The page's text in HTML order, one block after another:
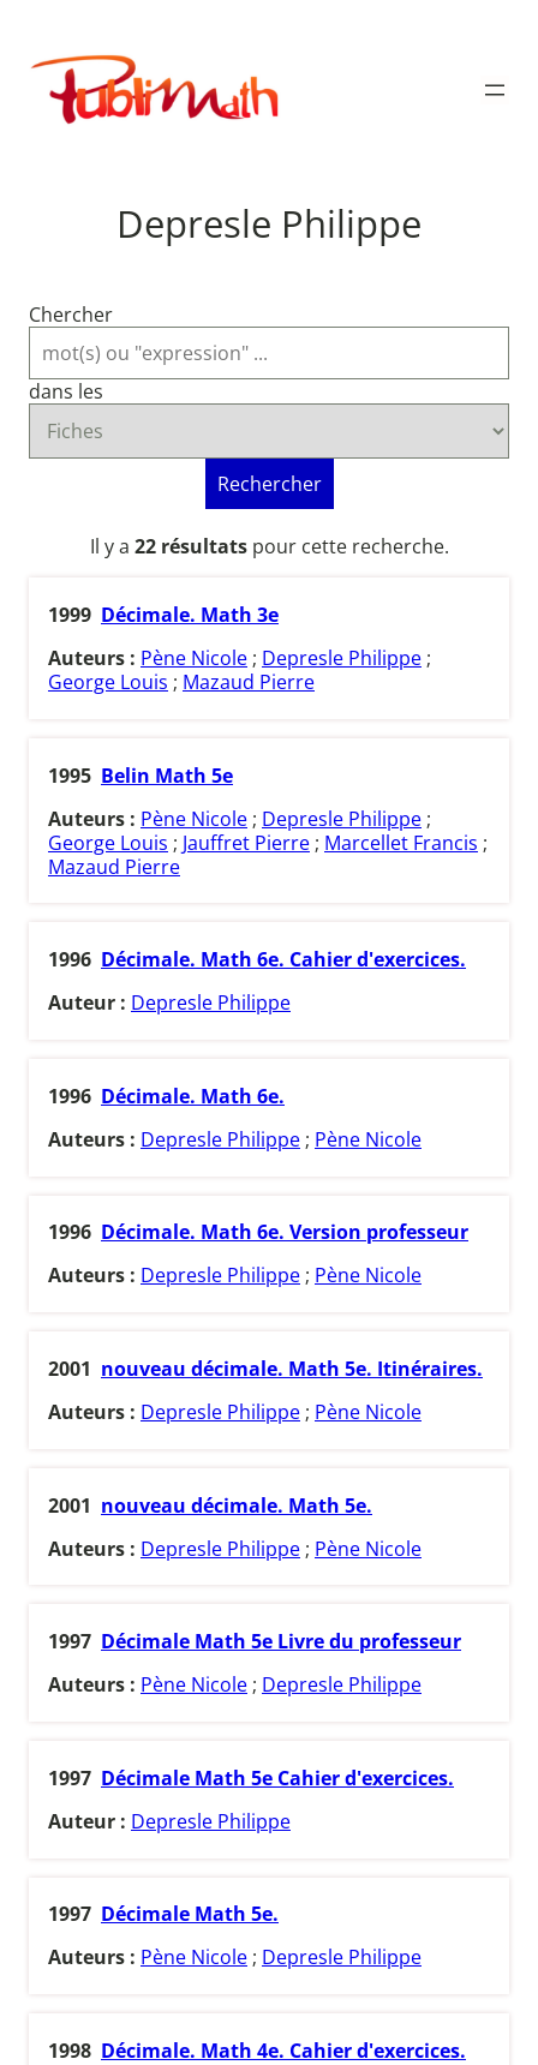
contenu
Publimath
Depresle Philippe
Chercher
dans les
Rechercher
Il y a 22 résultatspour cette recherche.
1999 Décimale. Math 3e
Auteurs : Pène Nicole ; Depresle Philippe ;
George Louis ; Mazaud Pierre
1995 Belin Math 5e
Auteurs : Pène Nicole ; Depresle Philippe ;
George Louis ; Jauffret Pierre ; Marcellet Francis ;
Mazaud Pierre
1996 Décimale. Math 6e. Cahier d'exercices.
Auteur : Depresle Philippe
1996 Décimale. Math 6e.
Auteurs : Depresle Philippe ; Pène Nicole
1996 Décimale. Math 6e. Version professeur
Auteurs : Depresle Philippe; Pène Nicole
2001 nouveau décimale. Math 5e. Itinéraires.
Auteurs : Depresle Philippe ; Pène Nicole
2001 nouveau décimale. Math 5e.
Auteurs : Depresle Philippe ; Pène Nicole
1997 Décimale Math 5e Livre du professeur
Auteurs : Pène Nicole ; Depresle Philippe
1997 Décimale Math 5e Cahier d'exercices.
Auteur : Depresle Philippe
1997 Décimale Math 5e.
Auteurs : Pène Nicole ; Depresle Philippe
1998 Décimale. Math 4e. Cahier d'exercices.